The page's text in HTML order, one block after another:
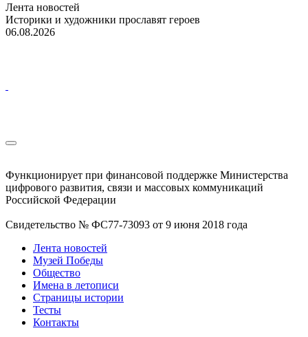
Лента новостей
Историки и художники прославят героев
06.08.2026
Функционирует при финансовой поддержке Министерства
цифрового развития, связи и массовых коммуникаций
Российской Федерации
Свидетельство № ФС77-73093 от 9 июня 2018 года
Лента новостей
Музей Победы
Общество
Имена в летописи
Страницы истории
Тесты
Контакты